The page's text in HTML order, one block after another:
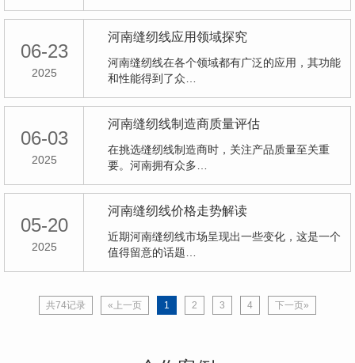
06-23
2025
河南缝纫线应用领域探究
河南缝纫线在各个领域都有广泛的应用，其功能
和性能得到了众…
06-03
2025
河南缝纫线制造商质量评估
在挑选缝纫线制造商时，关注产品质量至关重
要。河南拥有众多…
05-20
2025
河南缝纫线价格走势解读
近期河南缝纫线市场呈现出一些变化，这是一个
值得留意的话题…
共74记录 «上一页 1 2 3 4 下一页»